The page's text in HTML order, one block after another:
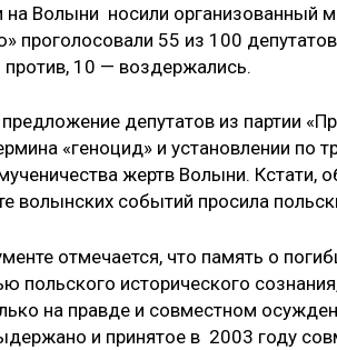
на Волыни носили организованный
проголосовали 55 из 100
10 — воздержались.
депутатов из партии
«геноцид» и установлении по
жертв Волыни. Кстати,
волынских событий просила
отмечается, что память о
польского исторического
на правде и совместном
и принятое в 2003 году